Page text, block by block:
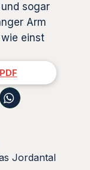
sogar
Arm
einst
PDF